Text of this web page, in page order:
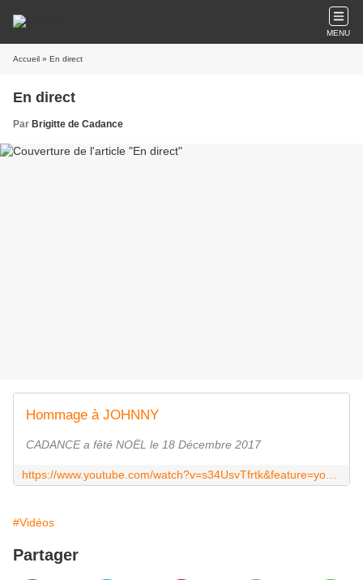
MENU
Accueil » En direct
En direct
Par Brigitte de Cadance
Hommage à JOHNNY
CADANCE a fêté NOËL le 18 Décembre 2017
#Vidéos
Partager